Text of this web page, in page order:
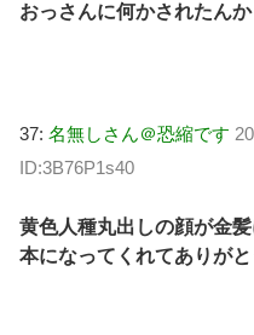
おっさんに何かされたんか
37: 名無しさん＠恐縮です
ID:3B76P1s40
黄色人種丸出しの顔が金
本になってくれてありがと